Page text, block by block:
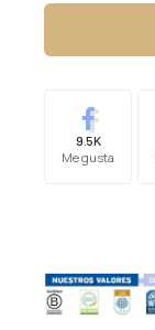
9.5K
Me gusta